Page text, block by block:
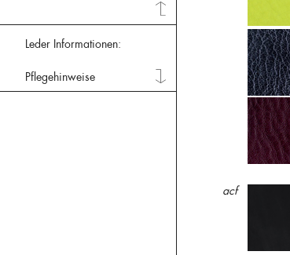
Leder Informationen:
Pflegehinweise
acf